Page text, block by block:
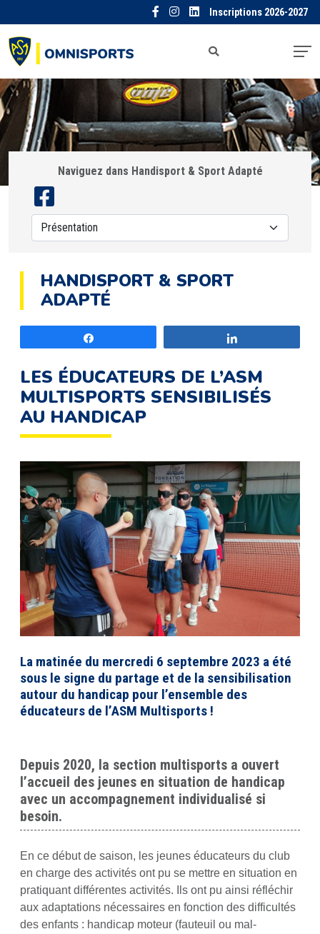
Inscriptions 2026-2027
Naviguez dans Handisport & Sport Adapté
HANDISPORT & SPORT
ADAPTÉ
LES ÉDUCATEURS DE L’ASM
MULTISPORTS SENSIBILISÉS
AU HANDICAP
La matinée du mercredi 6 septembre 2023 a été
sous le signe du partage et de la sensibilisation
autour du handicap pour l’ensemble des
éducateurs de l’ASM Multisports !
Depuis 2020, la section multisports a ouvert
l’accueil des jeunes en situation de handicap
avec un accompagnement individualisé si
besoin.
En ce début de saison, les jeunes éducateurs du club
en charge des activités ont pu se mettre en situation en
pratiquant différentes activités. Ils ont pu ainsi réfléchir
aux adaptations nécessaires en fonction des difficultés
des enfants : handicap moteur (fauteuil ou mal-